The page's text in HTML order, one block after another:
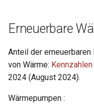
Erneuerbare
Anteil der erneuerbaren
von Wärme:
2024 (August 2024).
Wärmepumpen :